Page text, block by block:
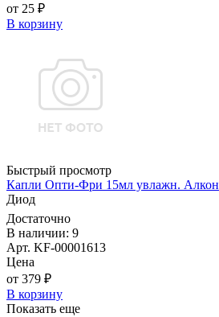
от 25 ₽
В корзину
Быстрый просмотр
Капли Опти-Фри 15мл увлажн. Алкон
Диод
Достаточно
В наличии: 9
Арт. KF-00001613
Цена
от 379 ₽
В корзину
Показать еще